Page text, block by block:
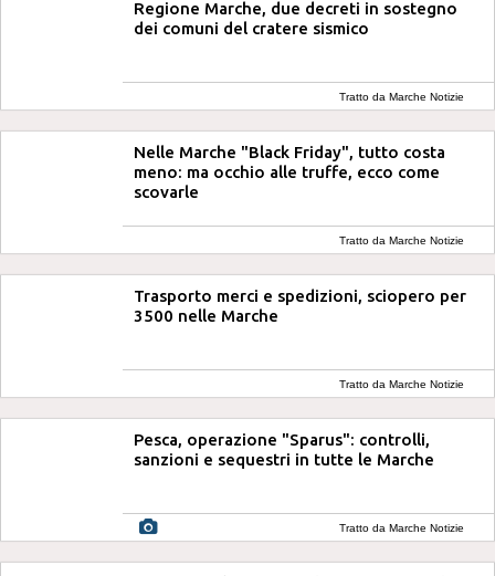
Regione Marche, due decreti in sostegno
dei comuni del cratere sismico
Tratto da Marche Notizie
Nelle Marche "Black Friday", tutto costa
meno: ma occhio alle truffe, ecco come
scovarle
Tratto da Marche Notizie
Trasporto merci e spedizioni, sciopero per
3500 nelle Marche
Tratto da Marche Notizie
Pesca, operazione "Sparus": controlli,
sanzioni e sequestri in tutte le Marche
Tratto da Marche Notizie